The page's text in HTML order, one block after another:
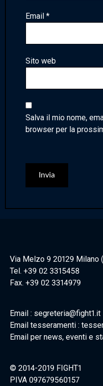
Email *
Sito web
Salva il mio nome,
browser per la
Via Melzo 9 20129 Milano
Tel. +39 02 3315458
Fax. +39 02 3314979
Email : segreteria@fight1.it
Email tesseramenti :
Email per news, eventi e
© 2014-2019 FIGHT1
PIVA 097679560157